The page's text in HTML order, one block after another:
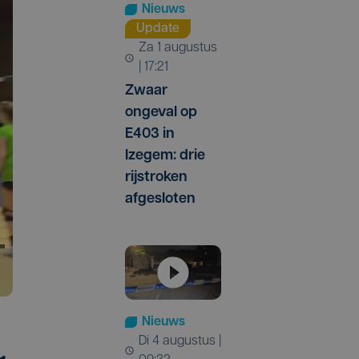
Nieuws
Update
za 1 augustus
| 17:21
Zwaar
ongeval op
E403 in
Izegem: drie
rijstroken
afgesloten
Nieuws
di 4 augustus |